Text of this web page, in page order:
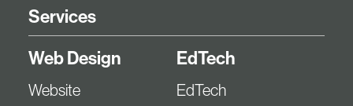
Services
Web Design
Website
EdTech
EdTech